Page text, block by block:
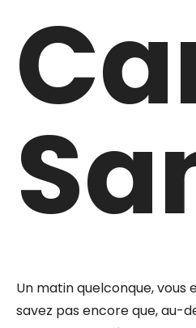
Un matin quelconque,
savez pas encore que, au-